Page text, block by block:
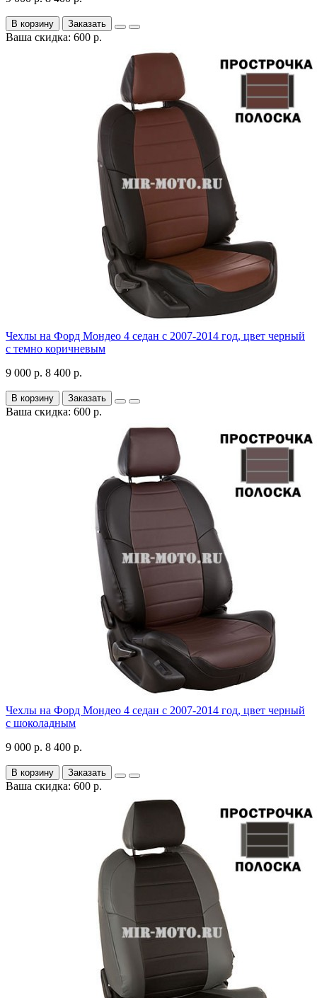
В корзину Заказать
Ваша скидка: 600 р.
Чехлы на Форд Мондео 4 седан с 2007-2014 год, цвет черный
с темно коричневым
9 000 р. 8 400 р.
В корзину Заказать
Ваша скидка: 600 р.
Чехлы на Форд Мондео 4 седан с 2007-2014 год, цвет черный
с шоколадным
9 000 р. 8 400 р.
В корзину Заказать
Ваша скидка: 600 р.